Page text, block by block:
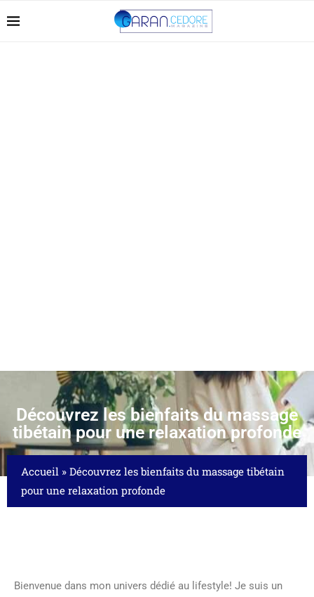
Découvrez les bienfaits du massage
tibétain pour une relaxation profonde
Accueil » Découvrez les bienfaits du massage tibétain
pour une relaxation profonde
Bienvenue dans mon univers dédié au lifestyle! Je suis un